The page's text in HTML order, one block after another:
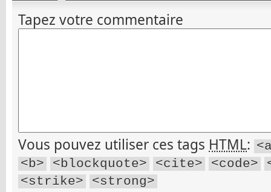
Tapez votre commentaire
Vous pouvez utiliser ces tags HTML:
<b>
<blockquote> <cite> <code>
<strike>
<strong>